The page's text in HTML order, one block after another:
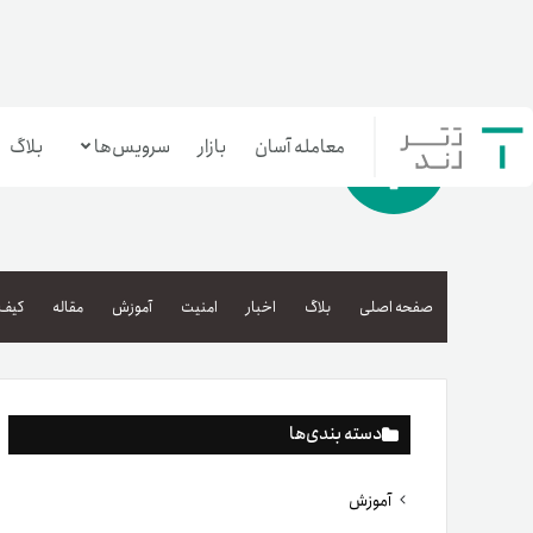
معامله آسان بازار سرویس‌ها
بازار تترلند
سرمایه‌گذاری آسان
بلاگ
صفحه اصلی بلاگ اخبار امنیت آموزش مقاله
دسته بندی‌ها
آموزش